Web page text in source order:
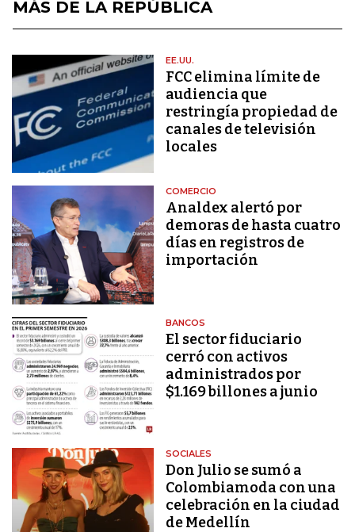
MÁS DE LA REPÚBLICA
EE.UU.
FCC elimina límite de
audiencia que
restringía propiedad de
canales de televisión
locales
COMERCIO
Analdex alertó por
demoras de hasta cuatro
días en registros de
importación
BANCOS
El sector fiduciario
cerró con activos
administrados por
$1.169 billones a junio
SOCIALES
Don Julio se sumó a
Colombiamoda con una
celebración en la ciudad
de Medellín